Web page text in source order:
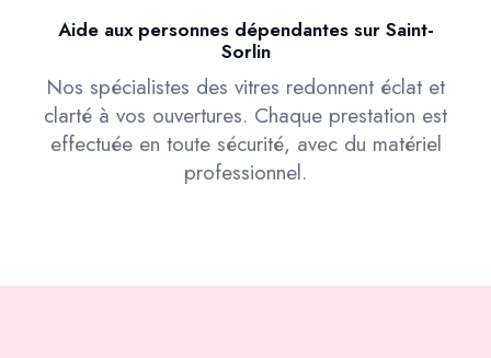
Aide aux personnes dépendantes sur Saint-
Sorlin
Nos spécialistes des vitres redonnent éclat et
clarté à vos ouvertures. Chaque prestation est
effectuée en toute sécurité, avec du matériel
professionnel.